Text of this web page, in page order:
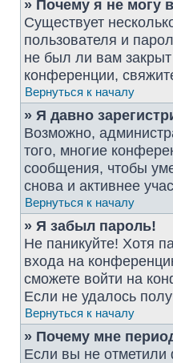
» Почему я не могу
Существует
пользователя и
не был ли вам
конференции,
Вернуться к началу
» Я давно
Возможно,
того, многие
сообщения, чтобы
снова и активнее
Вернуться к началу
» Я забыл пароль!
Не паникуйте! Хотя
входа на
сможете войти на
Если не удалось
Вернуться к началу
» Почему мне
Если вы не отметили